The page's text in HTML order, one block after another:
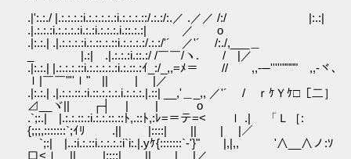
.|':.:./ |.:.:.:.:i.:.:.:.:.:i.:.:.:.::/.:.:/:.／ .／／ /:/ |:.:|
.|.:.:.:i.:.:.:.:i.:.:i.:.:.:.i.::.:.:| ／ o
.|:.:.| .|.:.:.:.:i.:.::.:.::i.:.:.:.:/.:.:/'´ ／'´ /:./,___＿
_ |.:| .|.:.:.:i.::.:/ /￣￣/ヽ. / |／
.|:.:.| |.:.:.:.::i.:.:.:.:.:i.:.::.:ｲ_:/_,,=ﾒ＝ // ,,-─'''''""""￣,,-ヾ､
ｌ|￣￣"''ｌ" || | |／
.|:.:.| .|.:.:.::.:i.::.:.:.:.i.:.:.:.|.::| __,'＿_,, ／'´ / ｒｹＹｹ□［二］
⊿__ヾ|| ┌┤ | | o
.`;:.| |.:.:.::.:i.:.:.::.::ﾄ,.::ﾄ,:ﾚ=＝テ=< ｌ .| 「Ｌ［:
{;;;,:::::::`;ｲﾘ .|| |::::| || | |／
`;:| |..:i.:.::i.:.:.:.:i`i:.|.yｹ{:::::::`‐'}" |,|,, '∧__∧ノ:ｿ
口<ｌ || |::::| || | |／